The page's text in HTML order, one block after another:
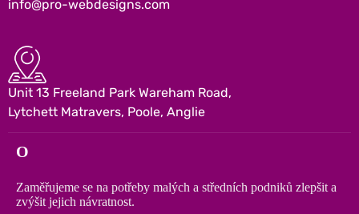
info@pro-webdesigns.com
Unit 13 Freeland Park Wareham Road,
Lytchett Matravers, Poole, Anglie
O
Zaměřujeme se na potřeby malých a středních podniků zlepšit a
zvýšit jejich návratnost.